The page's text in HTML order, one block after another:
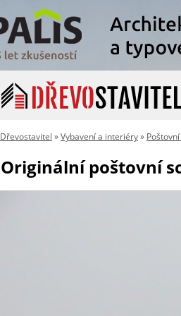
Dřevostavitel »Vybavení a interiéry»
Originální poštovní